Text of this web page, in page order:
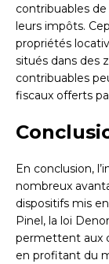
contribuables
leurs impôts.
propriétés
situés dans des
contribuables
fiscaux offerts
En conclusion,
nombreux
dispositifs mis
Pinel, la loi
permettent aux
en profitant du